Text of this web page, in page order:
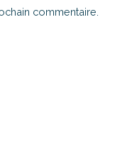
commentaire.